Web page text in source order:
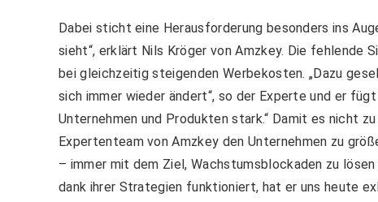
Dabei sticht eine Herausforderung besonders ins
sieht“, erklärt Nils Kröger von Amzkey. Die
bei gleichzeitig steigenden Werbekosten. „Dazu
sich immer wieder ändert“, so der Experte und er
Unternehmen und Produkten stark.“ Damit es nicht
Expertenteam von Amzkey den Unternehmen zu
– immer mit dem Ziel, Wachstumsblockaden zu
dank ihrer Strategien funktioniert, hat er uns heute